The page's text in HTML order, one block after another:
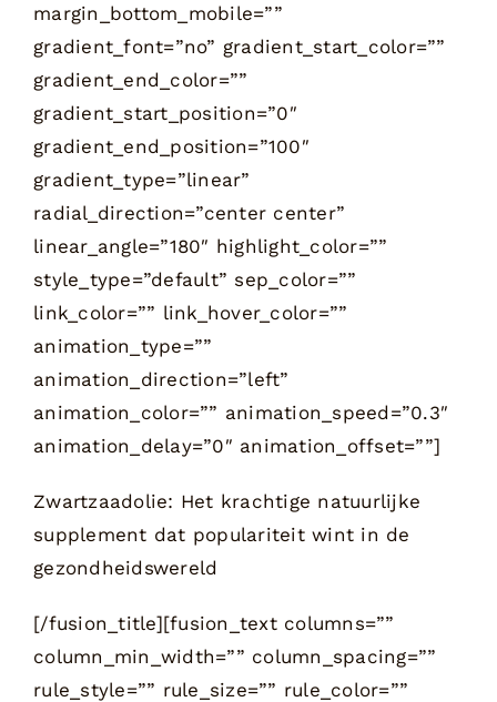
margin_bottom_mobile=””
gradient_font=”no” gradient_start_color=””
gradient_end_color=””
gradient_start_position=”0″
gradient_end_position=”100″
gradient_type=”linear”
radial_direction=”center center”
linear_angle=”180″ highlight_color=””
style_type=”default” sep_color=””
link_color=”” link_hover_color=””
animation_type=””
animation_direction=”left”
animation_color=”” animation_speed=”0.3″
animation_delay=”0″ animation_offset=””]
Zwartzaadolie: Het krachtige natuurlijke
supplement dat populariteit wint in de
gezondheidswereld
[/fusion_title][fusion_text columns=””
column_min_width=”” column_spacing=””
rule_style=”” rule_size=”” rule_color=””